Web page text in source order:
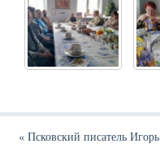
«Псковский писатель Игорь